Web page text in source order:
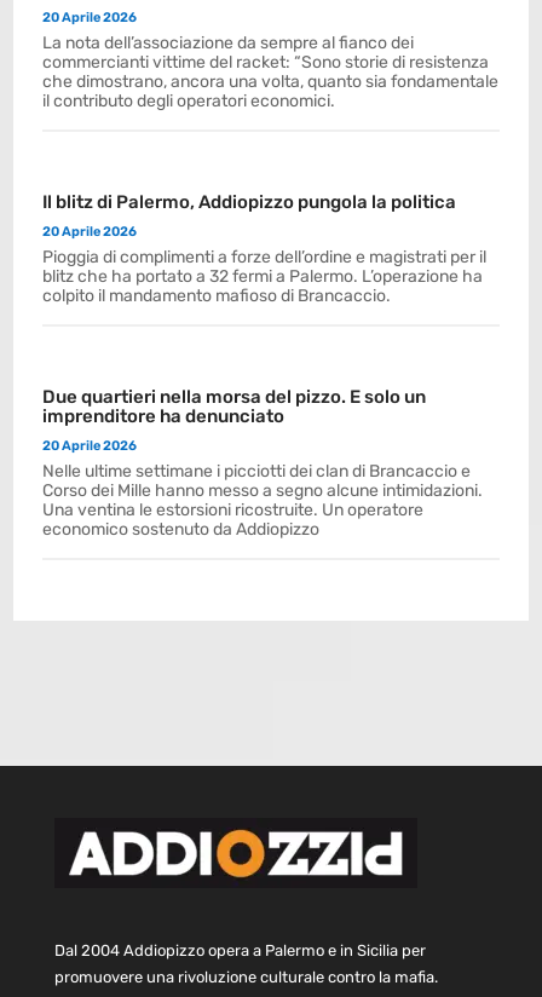
20 Aprile 2026
La nota dell’associazione da sempre al fianco dei
commercianti vittime del racket: “Sono storie di resistenza
che dimostrano, ancora una volta, quanto sia fondamentale
il contributo degli operatori economici.
Il blitz di Palermo, Addiopizzo pungola la politica
20 Aprile 2026
Pioggia di complimenti a forze dell’ordine e magistrati per il
blitz che ha portato a 32 fermi a Palermo. L’operazione ha
colpito il mandamento mafioso di Brancaccio.
Due quartieri nella morsa del pizzo. E solo un
imprenditore ha denunciato
20 Aprile 2026
Nelle ultime settimane i picciotti dei clan di Brancaccio e
Corso dei Mille hanno messo a segno alcune intimidazioni.
Una ventina le estorsioni ricostruite. Un operatore
economico sostenuto da Addiopizzo
Dal 2004 Addiopizzo opera a Palermo e in Sicilia per
promuovere una rivoluzione culturale contro la mafia.